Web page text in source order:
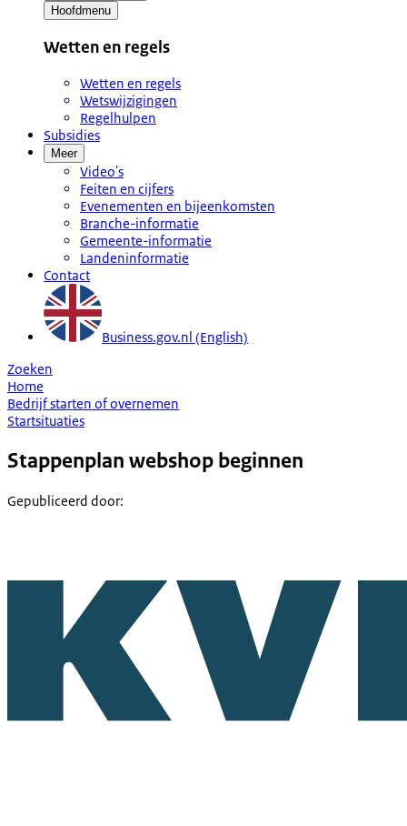
Hoofdmenu
Wetten en regels
Wetten en regels
Wetswijzigingen
Regelhulpen
Subsidies
Meer
Video's
Feiten en cijfers
Evenementen en bijeenkomsten
Branche-informatie
Gemeente-informatie
Landeninformatie
Contact
Business.gov.nl (English)
Zoeken
Home
Bedrijf starten of overnemen
Startsituaties
Stappenplan webshop beginnen
Gepubliceerd door: